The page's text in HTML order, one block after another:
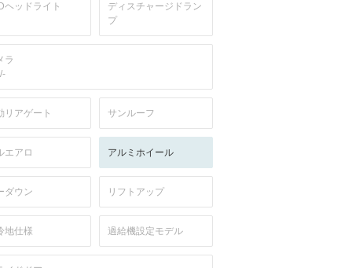
ヘッドライト
ディスチャージドラン
プ
ラ
リアゲート サンルーフ
エアロ アルミホイール
ダウン リフトアップ
地仕様 過給機設定モデル